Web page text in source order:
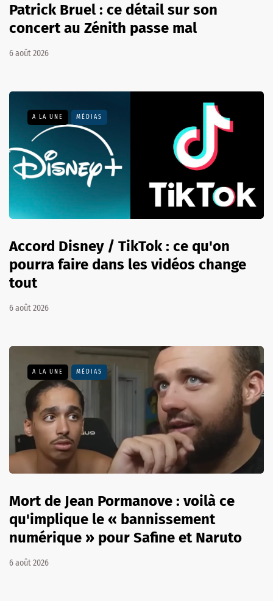
Patrick Bruel : ce détail sur son
concert au Zénith passe mal
6 août 2026
A LA UNE MÉDIAS
Accord Disney / TikTok : ce qu'on
pourra faire dans les vidéos change
tout
6 août 2026
A LA UNE MÉDIAS
Mort de Jean Pormanove : voilà ce
qu'implique le « bannissement
numérique » pour Safine et Naruto
6 août 2026